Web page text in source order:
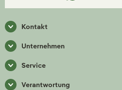
Kontakt
Unternehmen
Service
Verantwortung